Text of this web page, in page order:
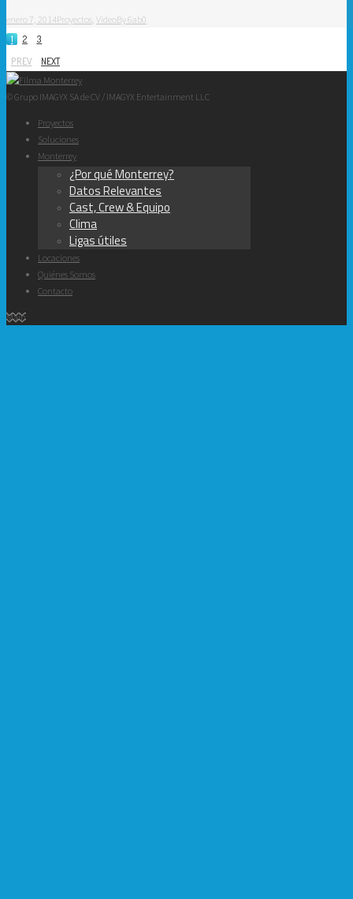
enero 7, 2014Proyectos VideoBy6ab0
1
2
3
PREV
NEXT
© Grupo IMAGYX SA de CV / IMAGYX Entertainment LLC
Proyectos
Soluciones
Monterrey
¿Por qué Monterrey?
Datos Relevantes
Cast, Crew & Equipo
Clima
Ligas útiles
Locaciones
Quiénes Somos
Contacto
Main